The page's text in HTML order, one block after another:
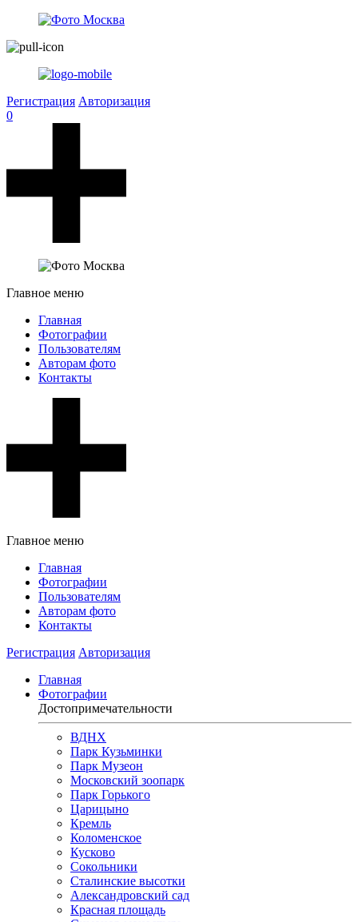
Регистрация Авторизация
0
Главное меню
Главная
Фотографии
Пользователям
Авторам фото
Контакты
Главное меню
Главная
Фотографии
Пользователям
Авторам фото
Контакты
Регистрация Авторизация
Главная
Фотографии
Достопримечательности
ВДНХ
Парк Кузьминки
Парк Музеон
Московский зоопарк
Парк Горького
Царицыно
Кремль
Коломенское
Кусково
Сокольники
Сталинские высотки
Александровский сад
Красная площадь